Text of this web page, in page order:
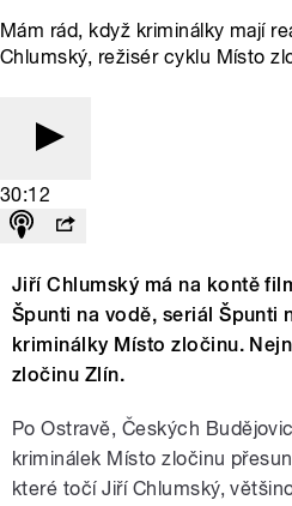
Mám rád, když kriminálky mají
Chlumský, režisér cyklu Místo
30:12
Jiří Chlumský má na kontě
Špunti na vodě, seriál Špunti
kriminálky Místo zločinu.
zločinu Zlín.
Po Ostravě, Českých
kriminálek Místo zločinu
které točí Jiří Chlumský,